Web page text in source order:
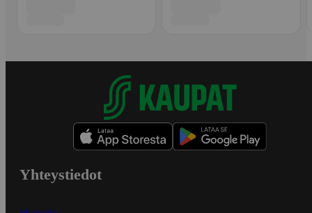
Yhteystiedot